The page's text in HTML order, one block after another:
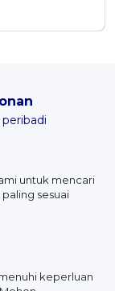
untuk mencari
sesuai
keperluan